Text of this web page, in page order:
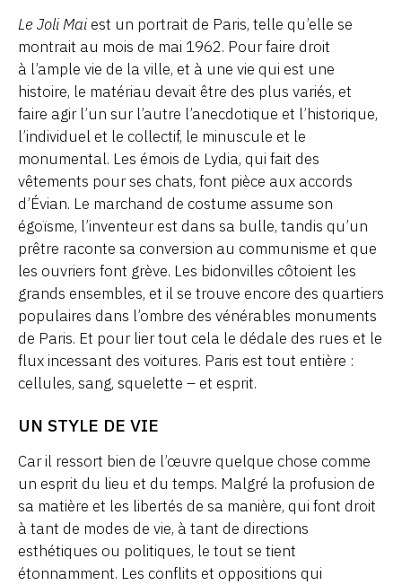
Le Joli Maiest un portrait de Paris, telle qu’elle se
montrait au mois de mai 1962. Pour faire droit
à l’ample vie de la ville, et à une vie qui est une
histoire, le matériau devait être des plus variés, et
faire agir l’un sur l’autre l’anecdotique et l’historique,
l’individuel et le collectif, le minuscule et le
monumental. Les émois de Lydia, qui fait des
vêtements pour ses chats, font pièce aux accords
d’Évian. Le marchand de costume assume son
égoïsme, l’inventeur est dans sa bulle, tandis qu’un
prêtre raconte sa conversion au communisme et que
les ouvriers font grève. Les bidonvilles côtoient les
grands ensembles, et il se trouve encore des quartiers
populaires dans l’ombre des vénérables monuments
de Paris. Et pour lier tout cela le dédale des rues et le
flux incessant des voitures. Paris est tout entière :
cellules, sang, squelette – et esprit.
UN STYLE DE VIE
Car il ressort bien de l’œuvre quelque chose comme
un esprit du lieu et du temps. Malgré la profusion de
sa matière et les libertés de sa manière, qui font droit
à tant de modes de vie, à tant de directions
esthétiques ou politiques, le tout se tient
étonnamment. Les conflits et oppositions qui